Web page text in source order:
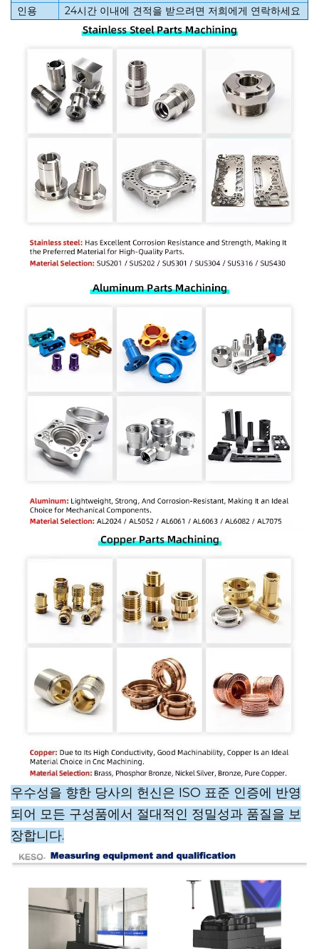
인용
24시간 이내에 견적을 받으려면 저희에게 연락하세요
우수성을 향한 당사의 헌신은 ISO 표준 인증에 반영
되어 모든 구성품에서 절대적인 정밀성과 품질을 보
장합니다.